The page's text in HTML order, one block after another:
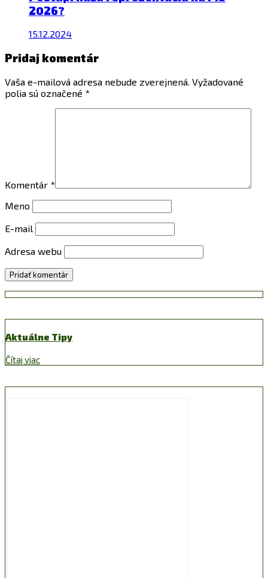
2026?
15.12.2024
Pridaj komentár
Vaša e-mailová adresa nebude zverejnená. Vyžadované
polia sú označené *
Komentár *
Meno
E-mail
Adresa webu
Aktuálne Tipy
Čítaj viac